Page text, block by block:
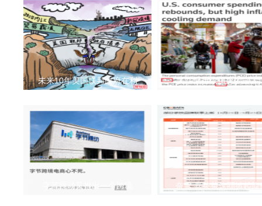
未来10年美国联邦政府在利 美联储持续加息的最大
字节跳动又推出一个跨境 奈雪 喜茶茶饮圈掀起降